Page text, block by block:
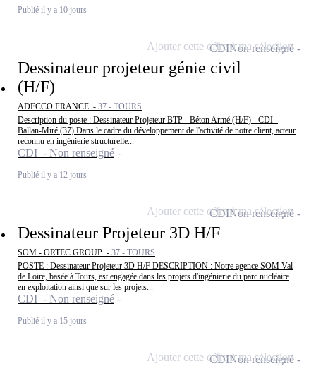
Publié il y a 10 jours
Dessinateur projeteur génie civil
(H/F)
ADECCO FRANCE - 37 - TOURS
Description du poste : Dessinateur Projeteur BTP - Béton Armé (H/F) - CDI -
Ballan-Miré (37) Dans le cadre du développement de l'activité de notre client, acteur
reconnu en ingénierie structurelle...
CDI - Non renseigné
Publié il y a 12 jours
CDINon renseigné
Ajouter cette offre à ma sélection
Dessinateur Projeteur 3D H/F
SOM - ORTEC GROUP - 37 - TOURS
POSTE : Dessinateur Projeteur 3D H/F DESCRIPTION : Notre agence SOM Val
de Loire, basée à Tours, est engagée dans les projets d'ingénierie du parc nucléaire
en exploitation ainsi que sur les projets...
CDI - Non renseigné
Publié il y a 15 jours
CDINon renseigné
Ajouter cette offre à ma sélection
CDINon renseigné
Ajouter cette offre à ma sélection